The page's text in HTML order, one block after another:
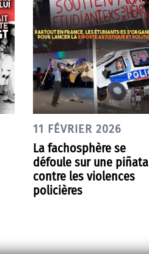
11 FÉVRIER 2026
La fachosphère se
défoule sur une piñata
contre les violences
policières